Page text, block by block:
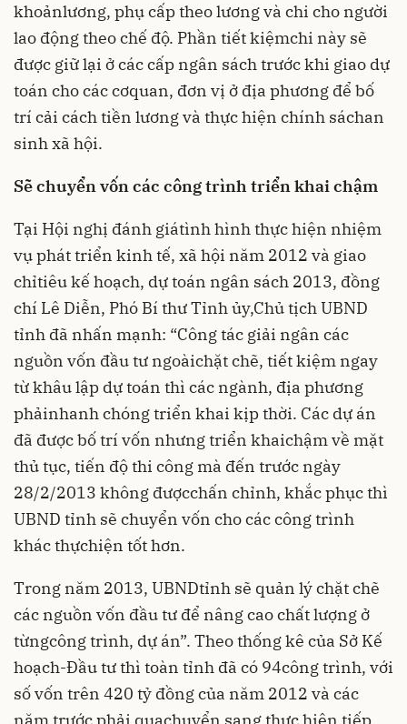
khoảnlương, phụ cấp theo lương và chi cho người
lao động theo chế độ. Phần tiết kiệmchi này sẽ
được giữ lại ở các cấp ngân sách trước khi giao dự
toán cho các cơquan, đơn vị ở địa phương để bố
trí cải cách tiền lương và thực hiện chính sáchan
sinh xã hội.
Sẽ chuyển vốn các công trình triển khai chậm
Tại Hội nghị đánh giátình hình thực hiện nhiệm
vụ phát triển kinh tế, xã hội năm 2012 và giao
chỉtiêu kế hoạch, dự toán ngân sách 2013, đồng
chí Lê Diễn, Phó Bí thư Tỉnh ủy,Chủ tịch UBND
tỉnh đã nhấn mạnh: “Công tác giải ngân các
nguồn vốn đầu tư ngoàichặt chẽ, tiết kiệm ngay
từ khâu lập dự toán thì các ngành, địa phương
phảinhanh chóng triển khai kịp thời. Các dự án
đã được bố trí vốn nhưng triển khaichậm về mặt
thủ tục, tiến độ thi công mà đến trước ngày
28/2/2013 không đượcchấn chỉnh, khắc phục thì
UBND tỉnh sẽ chuyển vốn cho các công trình
khác thựchiện tốt hơn.
Trong năm 2013, UBNDtỉnh sẽ quản lý chặt chẽ
các nguồn vốn đầu tư để nâng cao chất lượng ở
từngcông trình, dự án”. Theo thống kê của Sở Kế
hoạch-Ðầu tư thì toàn tỉnh đã có 94công trình, với
số vốn trên 420 tỷ đồng của năm 2012 và các